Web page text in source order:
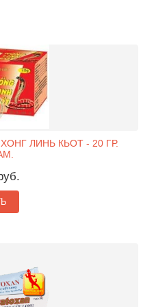
ЛИНЬ КЬОТ - 20 ГР.